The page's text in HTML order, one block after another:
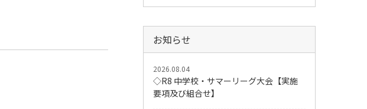
お知らせ
2026.08.04
◇R8 中学校・サマーリーグ大会【実施
要項及び組合せ】